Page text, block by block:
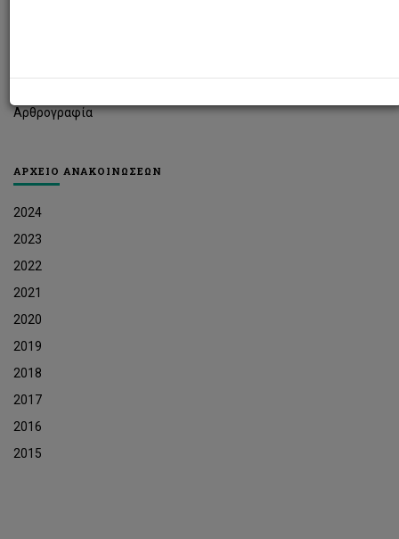
Αρθρογραφία
ΑΡΧΕΙΟ ΑΝΑΚΟΙΝΩΣΕΩΝ
2024
2023
2022
2021
2020
2019
2018
2017
2016
2015